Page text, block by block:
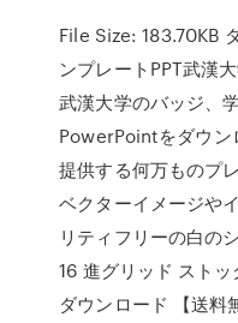
File Size: 183.70KB
ンプレートPPT武漢
武漢大学のバッジ、
PowerPointをダウ
提供する何万ものプ
ベクターイメージや
リティフリーの白の
16 進グリッド スト
ダウンロード 【送料